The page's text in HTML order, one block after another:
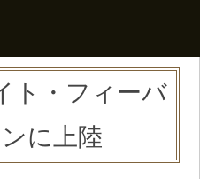
ト・フィーバ
に上陸